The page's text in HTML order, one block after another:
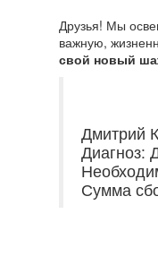
Друзья! Мы
важную,
свой новый
Дмитрий
Диагноз:
Сумма